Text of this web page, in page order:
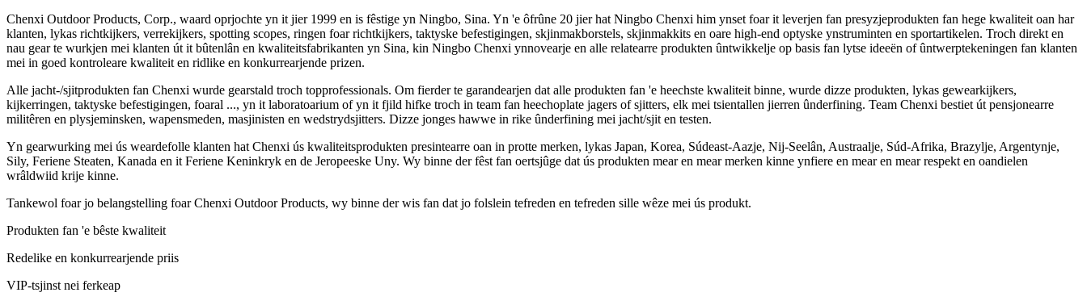
Chenxi Outdoor Products, Corp., waard oprjochte yn it jier 1999 en is fêstige yn Ningbo, Sina. Yn 'e ôfrûne 20 jier hat Ningbo Chenxi him ynset foar it leverjen fan presyzjeprodukten fan hege kwaliteit oan har
klanten, lykas richtkijkers, verrekijkers, spotting scopes, ringen foar richtkijkers, taktyske befestigingen, skjinmakborstels, skjinmakkits en oare high-end optyske ynstruminten en sportartikelen. Troch direkt en
nau gear te wurkjen mei klanten út it bûtenlân en kwaliteitsfabrikanten yn Sina, kin Ningbo Chenxi ynnovearje en alle relatearre produkten ûntwikkelje op basis fan lytse ideeën of ûntwerptekeningen fan klanten
mei in goed kontroleare kwaliteit en ridlike en konkurrearjende prizen.
Alle jacht-/sjitprodukten fan Chenxi wurde gearstald troch topprofessionals. Om fierder te garandearjen dat alle produkten fan 'e heechste kwaliteit binne, wurde dizze produkten, lykas gewearkijkers,
kijkerringen, taktyske befestigingen, foaral ..., yn it laboratoarium of yn it fjild hifke troch in team fan heechoplate jagers of sjitters, elk mei tsientallen jierren ûnderfining. Team Chenxi bestiet út pensjonearre
militêren en plysjeminsken, wapensmeden, masjinisten en wedstrydsjitters. Dizze jonges hawwe in rike ûnderfining mei jacht/sjit en testen.
Yn gearwurking mei ús weardefolle klanten hat Chenxi ús kwaliteitsprodukten presintearre oan in protte merken, lykas Japan, Korea, Súdeast-Aazje, Nij-Seelân, Austraalje, Súd-Afrika, Brazylje, Argentynje,
Sily, Feriene Steaten, Kanada en it Feriene Keninkryk en de Jeropeeske Uny. Wy binne der fêst fan oertsjûge dat ús produkten mear en mear merken kinne ynfiere en mear en mear respekt en oandielen
wrâldwiid krije kinne.
Tankewol foar jo belangstelling foar Chenxi Outdoor Products, wy binne der wis fan dat jo folslein tefreden en tefreden sille wêze mei ús produkt.
Produkten fan 'e bêste kwaliteit
Redelike en konkurrearjende priis
VIP-tsjinst nei ferkeap